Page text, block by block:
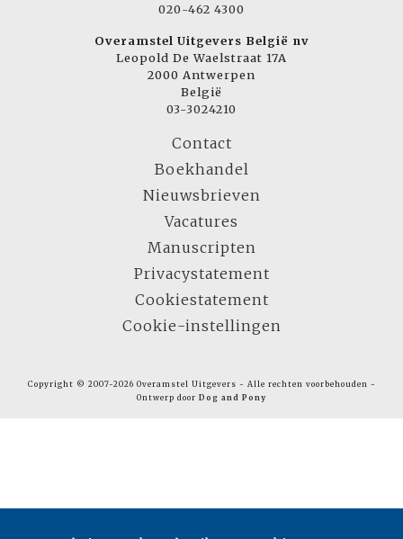
020-462 4300
Overamstel Uitgevers België nv
Leopold De Waelstraat 17A
2000 Antwerpen
België
03-3024210
Contact
Boekhandel
Nieuwsbrieven
Vacatures
Manuscripten
Privacystatement
Cookiestatement
Cookie-instellingen
Copyright © 2007-2026 Overamstel Uitgevers - Alle rechten voorbehouden -
Ontwerp door Dog and Pony